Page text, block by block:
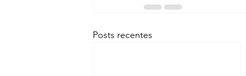
Posts recentes